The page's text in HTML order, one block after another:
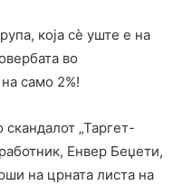
која сѐ уште е на
во
на само 2%!
„Таргет-
Енвер Беџети,
на црната листа на